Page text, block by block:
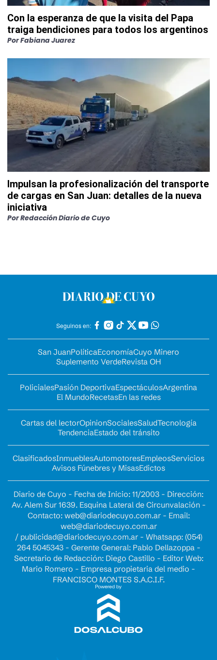
Con la esperanza de que la visita del Papa
traiga bendiciones para todos los argentinos
PorFabiana Juarez
Impulsan la profesionalización del transporte
de cargas en San Juan: detalles de la nueva
iniciativa
PorRedacción Diario de Cuyo
Seguinos en:
San JuanPolíticaEconomíaCuyo Minero
Suplemento VerdeRevista OH
PolicialesPasión DeportivaEspectáculosArgentina
El MundoRecetasEn las redes
Cartas del lectorOpinionSocialesSaludTecnología
TendenciaEstado del tránsito
ClasificadosInmueblesAutomotoresEmpleosServicios
Avisos Fúnebres y MisasEdictos
Diario de Cuyo - Fecha de Inicio: 11/2003 - Dirección:
Av. Alem Sur 1639. Esquina Lateral de Circunvalación -
Contacto: web@diariodecuyo.com.ar- Email:
web@diariodecuyo.com.ar
/ publicidad@diariodecuyo.com.ar- Whatsapp: (054)
264 5045343 - Gerente General: Pablo Dellazoppa -
Secretario de Redacción: Diego Castillo - Editor Web:
Mario Romero - Empresa propietaria del medio -
FRANCISCO MONTES S.A.C.I.F.